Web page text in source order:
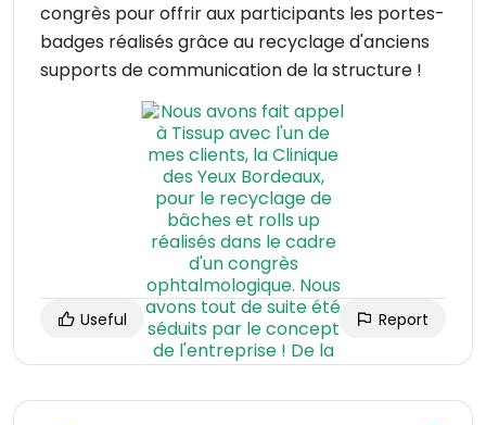
congrès pour offrir aux participants les portes-
badges réalisés grâce au recyclage d'anciens
supports de communication de la structure !
Useful Report